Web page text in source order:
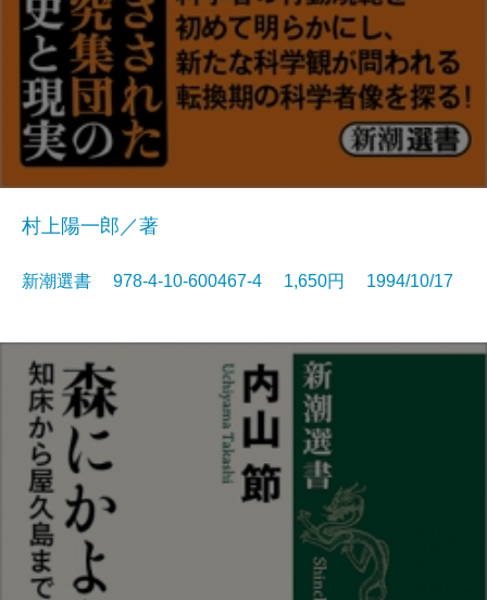
村上陽一郎／著
新潮選書 978-4-10-600467-4 1,650円 1994/10/17